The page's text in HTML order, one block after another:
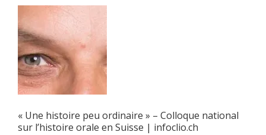
« Une histoire peu ordinaire » – Colloque national
sur l’histoire orale en Suisse | infoclio.ch